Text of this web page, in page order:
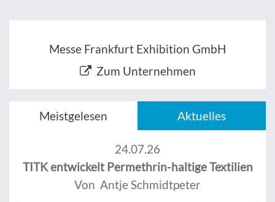
Messe Frankfurt Exhibition GmbH
Zum Unternehmen
Meistgelesen Aktuelles
24.07.26
TITK entwickelt Permethrin-haltige Textilien
Von Antje Schmidtpeter